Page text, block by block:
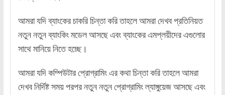
আমরা যদি ব্যাংকের চাকরি চিন্তা করি তাহলে আমরা দেখব প্রতিনিয়ত
নতুন নতুন ব্যাংকিং মডেল আসছে এবং ব্যাংকের এমপ্লয়ীদের এগুলোর
সাথে মানিয়ে নিতে হচ্ছে।
আমরা যদি কম্পিউটার প্রোগ্রামিং এর কথা চিন্তা করি তাহলে আমরা
দেখব নির্দিষ্ট সময় পরপর নতুন নতুন প্রোগ্রামিং ল্যাঙ্গুয়েজ আসছে এবং